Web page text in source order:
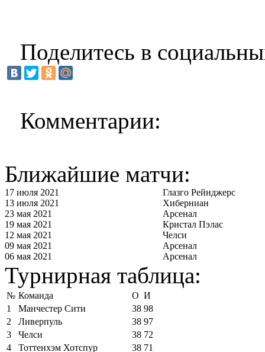
Поделитесь в
Комментарии:
Ближайшие матчи:
17 июля 2021
Глазго Рейнджерс
13 июля 2021
Хиберниан
23 мая 2021
Арсенал
19 мая 2021
Кристал Пэлас
12 мая 2021
Челси
09 мая 2021
Арсенал
06 мая 2021
Арсенал
Турнирная таблица:
№ Команда О И
1
Манчестер Сити 38 98
2
Ливерпуль 38 97
3
Челси 38 72
4
Тоттенхэм Хотспур 38 71